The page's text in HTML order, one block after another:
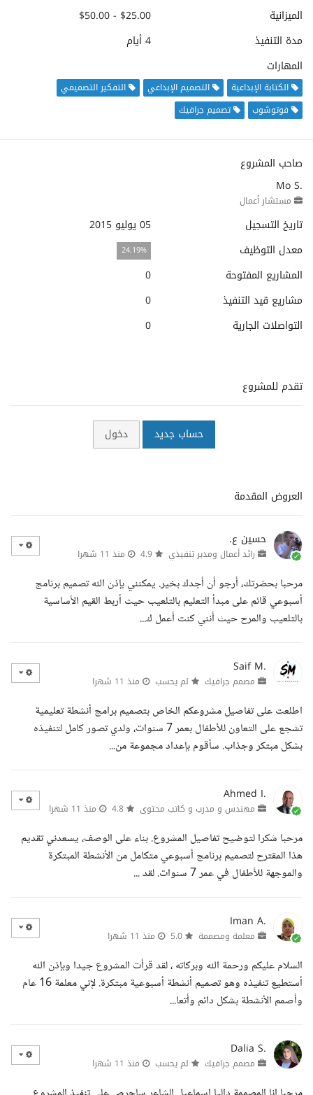
الميزانية
$25.00 - $50.00
مدة التنفيذ
4 أيام
المهارات
الكتابة الإبداعية التصميم الإبداعي
التفكير التصميمي
فوتوشوب
تصميم جرافيك
صاحب المشروع
Mo S.
مستشار أعمال
تاريخ التسجيل
05 يوليو 2015
معدل التوظيف
24.19%
المشاريع المفتوحة
0
مشاريع قيد التنفيذ
0
التواصلات الجارية
0
تقدم للمشروع
حساب جديد دخول
العروض المقدمة
حسين ع.
رائد أعمال ومدير تنفيذي منذ 11 شهرا
مرحبا بحضرتك، أرجو أن أجدك بخير. يمكنني بإذن الله تصميم برنامج
أسبوعي قائم على مبدأ التعليم بالتلعيب حيث أربط القيم الأساسية
بالتلعيب والمرح حيث أنني كنت أعمل ك...
Saif M.
مصمم جرافيك لم يحسب منذ 11 شهرا
اطلعت على تفاصيل مشروعكم الخاص بتصميم برامج أنشطة تعليمية
تشجع على التعاون للأطفال بعمر 7 سنوات، ولدي تصور كامل لتنفيذه
بشكل مبتكر وجذاب. سأقوم بإعداد مجموعة من...
Ahmed I.
مهندس و مدرب و كاتب محتوى منذ 11 شهرا
مرحبا شكرا لتوضيح تفاصيل المشروع. بناء على الوصف، يسعدني تقديم
هذا المقترح لتصميم برنامج أسبوعي متكامل من الأنشطة المبتكرة
والموجهة للأطفال في عمر 7 سنوات. لقد ...
Iman A.
معلمة ومصممة منذ 11 شهرا
السلام عليكم ورحمة الله وبركاته ، لقد قرأت المشروع جيدا وبإذن الله
أستطيع تنفيذه وهو تصميم أنشطة أسبوعية مبتكرة. لإني معلمة 16 عام
وأصمم الأنشطة بشكل دائم وأتعا...
Dalia S.
مصمم جرافيك لم يحسب منذ 11 شهرا